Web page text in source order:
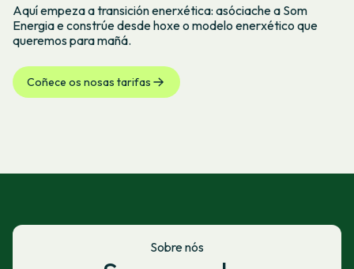
Aquí empeza a transición enerxética: asóciache a Som
Energia e constrúe desde hoxe o modelo enerxético que
queremos para mañá.
Coñece os nosas tarifas
Sobre nós